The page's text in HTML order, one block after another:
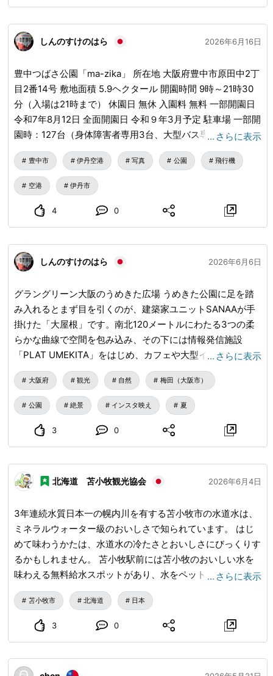
しんのすけのはら 2026年6月16日
豊中つばさ公園「ma-zika」 所在地 大阪府豊中市原田中2丁
目2番14号 敷地面積 5.9ヘクタール 開園時間 9時～21時30
分（入場は21時まで） 休園日 無休 入園料 無料 一部開園日
令和7年8月12日 全面開園日 令和９年3月予定 駐車場 一部開
園時：127台（身体障害者専用3台、大型バス専用1台を含
む） 全面開園時：273台（身体障害者専用5台、大型バス専
用1台を含む） 駐車料金 100円/20分（平日最大900円 土日
祝休 上限なし） 平日は食事は有りません・・・コンビニエ
ンスストアが近くに有ります。 キッチンカーが休日等出ま
すので・・・ 豊中つばさ公園「ma-zika」は、大阪国際空港
（伊丹空港）の南側、 千里川土手のすぐ横に整備が進んで
いる新しい都市公園です。 着陸直前の飛行機を、真下に近
い感覚で「間近」に見られるのが最大の特徴で、 名前の
「ma-zika」も「間近」と「マジか」の語感から来ていま
す。 イベントなど有ります・・・キッチンカー土日祝日な
ど 豊中つばさ公園『ma-zika』で確認して下さい。
… さらに表示
豊中市 伊丹空港 写真 公園 飛行機
空港 伊丹市
4 0
しんのすけのはら 2026年6月6日
グラングリーン大阪のうめきた広場 うめきた公園に足を踏
み入れるとまず目を引くのが、建築家ユニットSANAAが手
掛けた「大屋根」です。南北120メートルにわたる3つの柔
らかな曲線で空間を包み込み、その下には情報発信施設
「PLAT UMEKITA」をはじめ、カフェや大型イベントスペ
ースを備えた複合施設が広がっています。周囲には、らせん
状の階段「ゲートランタン」があり、夜になると光の道標と
して人々を導きます。 園内の植物は大阪の上町台地等に自
生する植物を中心に選ばれ、大阪の歴史と文化を感じさせて
くれます。桜、モミジ、カツラなどの紅葉する木々、ツツジ
やツバキなどの花々が季節ごとの表情を見せ、街なかで日本
の自然の美しさを楽しめます。四季折々に表情の変わる園内
でゆっくり散策を楽しんでみてはいかがでしょうか。 街中
とは思えないほど 紫陽花が咲いてました・・・ 大阪梅田で
緑の多い良い広場です・・・ 都心部で良い場所ができまし
… さらに表示
大阪府 観光 自然 梅田（大阪市）
公園 絶景 インスタ映え 夏
3 0
北海道 苫小牧観光協会 2026年6月4日
3年連続水質日本一の幌内川を有する苫小牧市の水道水は、
ミネラルウォーター級のおいしさで知られています。 はじ
めて味わうかたは、水道水の冷たさとおいしさにびっくりす
るかもしれません。 苫小牧駅前には苫小牧のおいしい水を
味わえる無料給水スポットがあり、水をペットボトルに詰め
た「とまチョップ水」は、国際的に品質を評価する「モンド
セレクション」で金賞を受賞！ 「とまチョップ水」は、北
海道以外でも購入することができます。（下記を参照） ぜ
ひご賞味くださいね。 ・どさんこプラザ有楽町店（東京
和の代温泉やしおの湯（栃木県） ・道の駅八王子滝山（東
… さらに表示
苫小牧市 北海道 日本
3 0